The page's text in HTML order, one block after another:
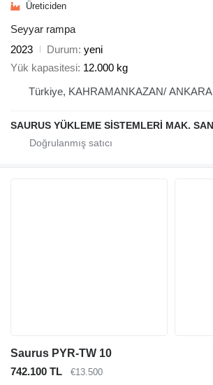
Üreticiden
Seyyar rampa
2023
Durum yeni
Yük kapasitesi 12.000 kg
Türkiye, KAHRAMANKAZAN/ ANKARA
Saurus PYR-TW 10
742.100 TL
€13.500